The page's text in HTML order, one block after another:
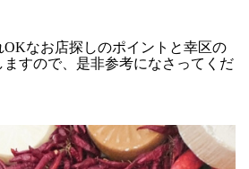
OKなお店探しのポイントと幸区の
すので、是非参考になさってくだ